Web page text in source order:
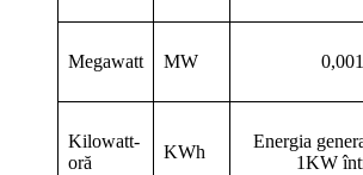
Megawatt MW
Kilowatt-
oră
KWh
Energia
1KW